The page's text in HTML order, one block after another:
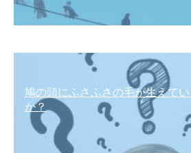
鳩の頭にふさふさの毛が生えて
か？